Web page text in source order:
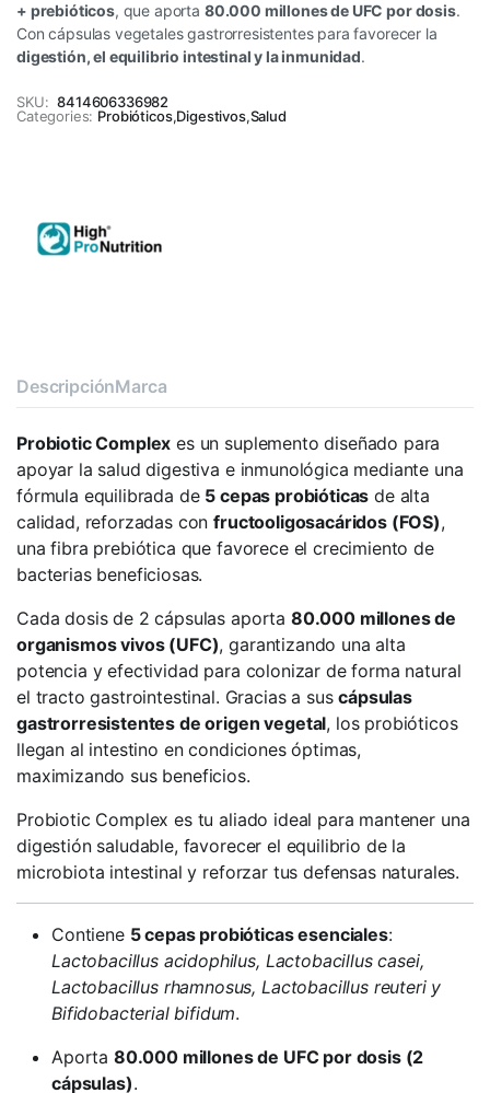
+ prebióticos, que aporta 80.000 millones de UFC por dosis.
Con cápsulas vegetales gastrorresistentes para favorecer la
digestión, el equilibrio intestinal y la inmunidad.
SKU: 8414606336982
Categories: Probióticos,Digestivos,Salud
DescripciónMarca
Probiotic Complex es un suplemento diseñado para
apoyar la salud digestiva e inmunológica mediante una
fórmula equilibrada de 5 cepas probióticas de alta
calidad, reforzadas confructooligosacáridos (FOS),
una fibra prebiótica que favorece el crecimiento de
bacterias beneficiosas.
Cada dosis de 2 cápsulas aporta 80.000 millones de
organismos vivos (UFC), garantizando una alta
potencia y efectividad para colonizar de forma natural
el tracto gastrointestinal. Gracias a suscápsulas
gastrorresistentes de origen vegetal, los probióticos
llegan al intestino en condiciones óptimas,
maximizando sus beneficios.
Probiotic Complex es tu aliado ideal para mantener una
digestión saludable, favorecer el equilibrio de la
microbiota intestinal y reforzar tus defensas naturales.
Contiene 5 cepas probióticas esenciales:
Lactobacillus acidophilus, Lactobacillus casei,
Lactobacillus rhamnosus, Lactobacillus reuteri y
Bifidobacterial bifidum.
Aporta 80.000 millones de UFC por dosis (2
cápsulas).